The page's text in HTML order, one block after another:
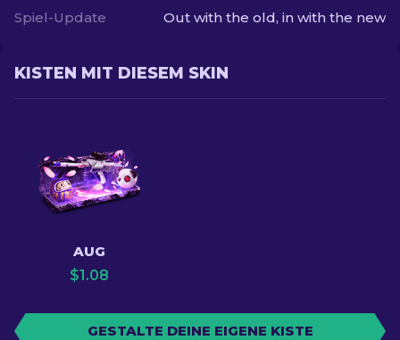
Spiel-Update Out with the old, in with the new
KISTEN MIT DIESEM SKIN
AUG
$1.08
GESTALTE DEINE EIGENE KISTE